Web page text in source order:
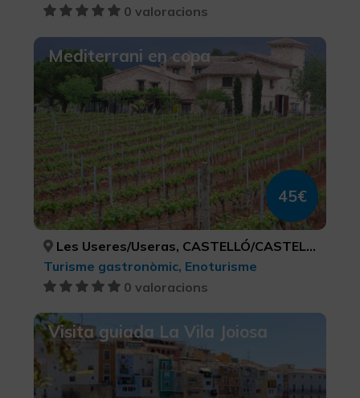
0 valoracions
Mediterrani en copa
45€
Les Useres/Useras, CASTELLÓ/CASTELLÓN
Turisme gastronòmic, Enoturisme
0 valoracions
Visita guiada La Vila Joiosa